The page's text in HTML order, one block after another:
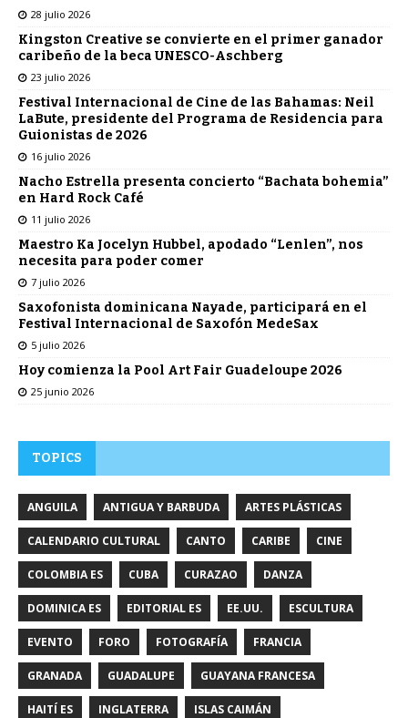
28 julio 2026
Kingston Creative se convierte en el primer ganador
caribeño de la beca UNESCO-Aschberg
23 julio 2026
Festival Internacional de Cine de las Bahamas: Neil
LaBute, presidente del Programa de Residencia para
Guionistas de 2026
16 julio 2026
Nacho Estrella presenta concierto “Bachata bohemia”
en Hard Rock Café
11 julio 2026
Maestro Ka Jocelyn Hubbel, apodado “Lenlen”, nos
necesita para poder comer
7 julio 2026
Saxofonista dominicana Nayade, participará en el
Festival Internacional de Saxofón MedeSax
5 julio 2026
Hoy comienza la Pool Art Fair Guadeloupe 2026
25 junio 2026
TOPICS
ANGUILA ANTIGUA Y BARBUDA ARTES PLÁSTICAS
CALENDARIO CULTURAL CANTO CARIBE CINE
COLOMBIA ES CUBA CURAZAO DANZA
DOMINICA ES EDITORIAL ES EE.UU. ESCULTURA
EVENTO FORO FOTOGRAFÍA FRANCIA
GRANADA GUADALUPE GUAYANA FRANCESA
HAITÍ ES INGLATERRA ISLAS CAIMÁN